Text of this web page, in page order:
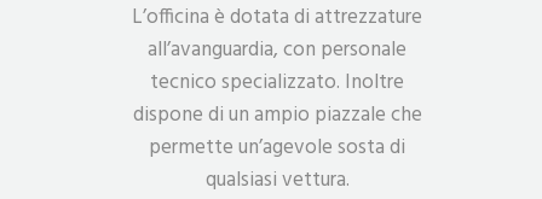
L’officina è dotata di attrezzature
all’avanguardia, con personale
tecnico specializzato. Inoltre
dispone di un ampio piazzale che
permette un’agevole sosta di
qualsiasi vettura.